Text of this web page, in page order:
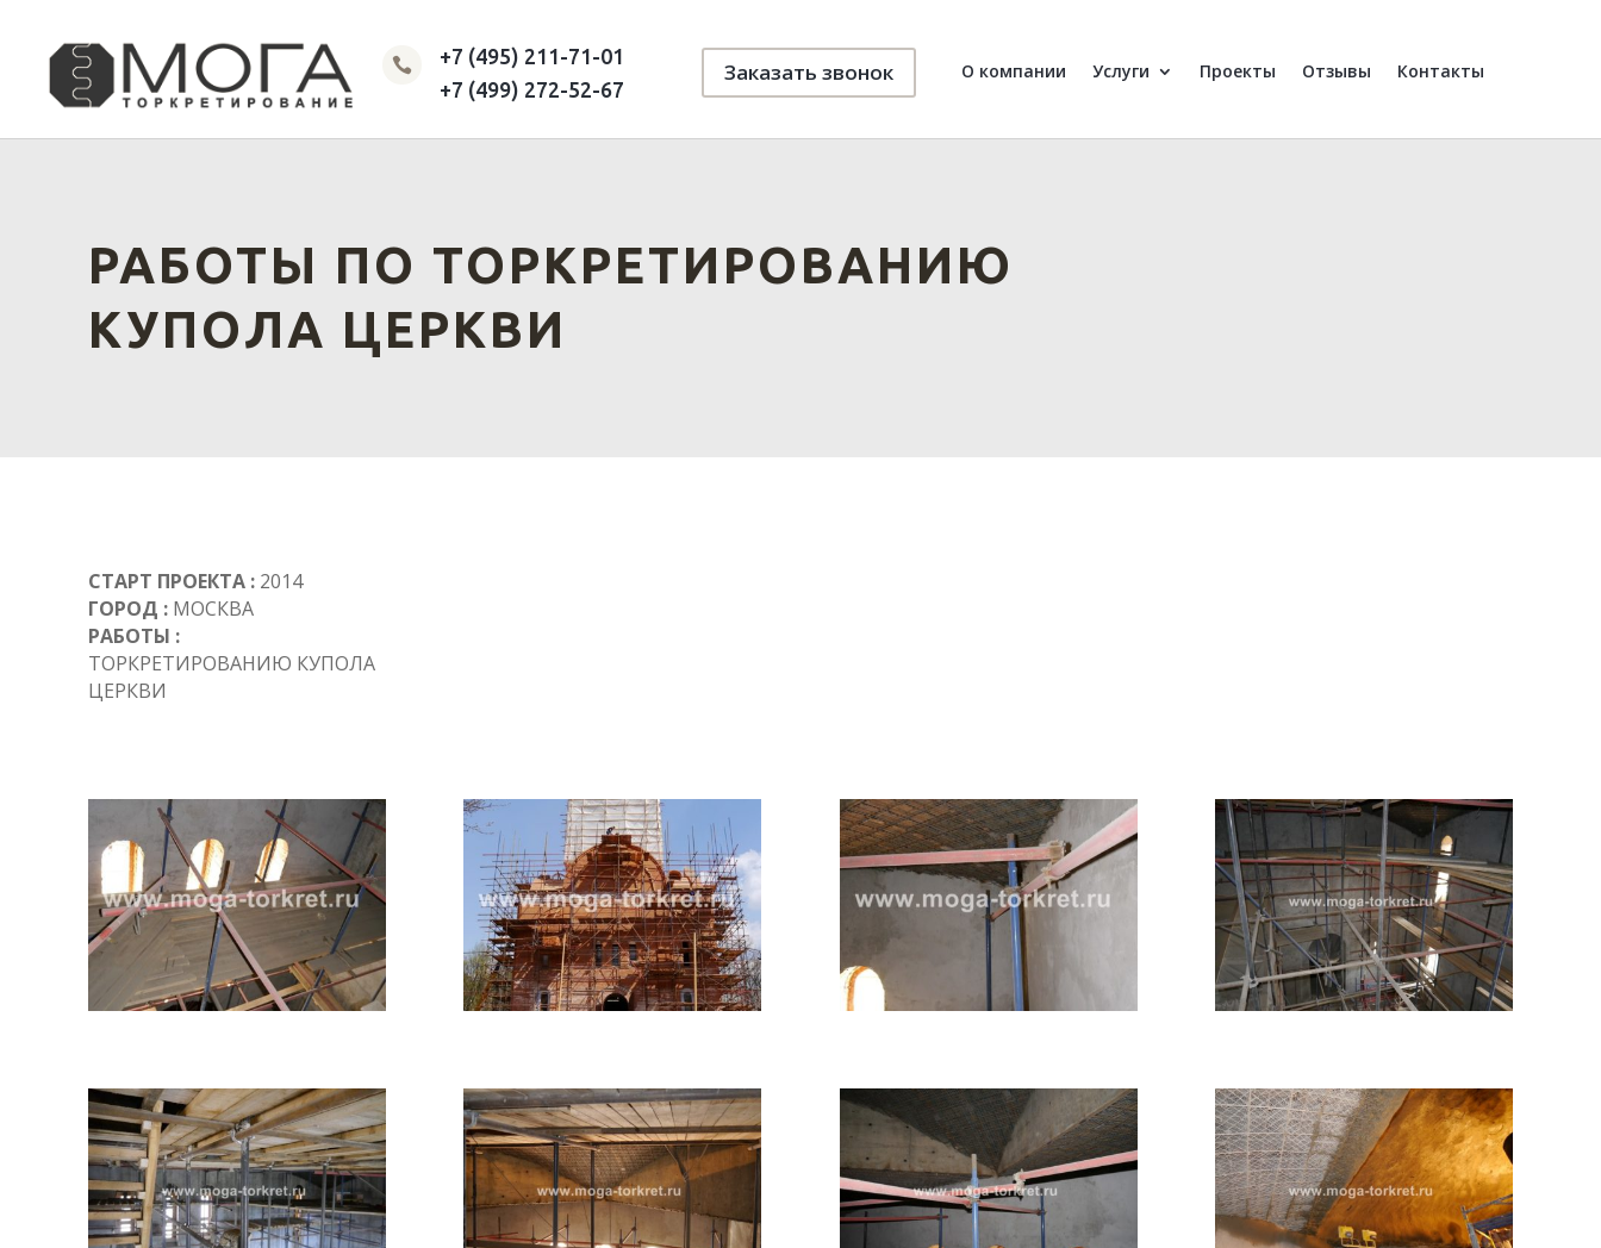
О компании Услуги Проекты Отзывы Контакты

+7 (495) 211-71-01
+7 (499) 272-52-67
Заказать звонок
РАБОТЫ ПО ТОРКРЕТИРОВАНИЮ
КУПОЛА ЦЕРКВИ
СТАРТ ПРОЕКТА :2014
ГОРОД :МОСКВА
РАБОТЫ :
ТОРКРЕТИРОВАНИЮ КУПОЛА
ЦЕРКВИ